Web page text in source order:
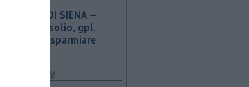
PROVINCIA DI SIENA — ​
Benzina, gasolio, gpl,
ecco dove risparmiare